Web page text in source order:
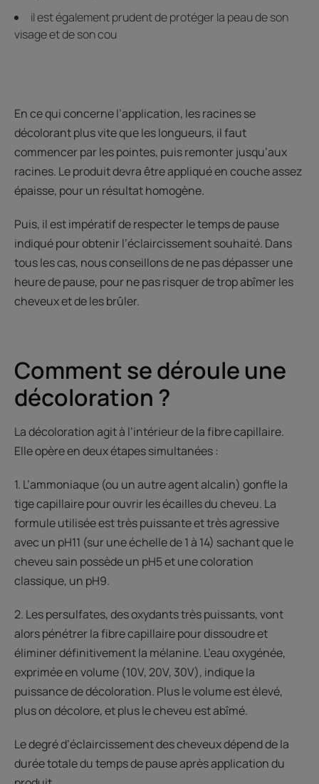
il est également prudent de protéger la peau de son
visage et de son cou
En ce qui concerne l’application, les racines se
décolorant plus vite que les longueurs, il faut
commencer par les pointes, puis remonter jusqu’aux
racines. Le produit devra être appliqué en couche assez
épaisse, pour un résultat homogène.
Puis, il est impératif de respecter le temps de pause
indiqué pour obtenir l’éclaircissement souhaité. Dans
tous les cas, nous conseillons de ne pas dépasser une
heure de pause, pour ne pas risquer de trop abîmer les
cheveux et de les brûler.
Comment se déroule une
décoloration ?
La décoloration agit à l’intérieur de la fibre capillaire.
Elle opère en deux étapes simultanées :
1. L’ammoniaque (ou un autre agent alcalin) gonfle la
tige capillaire pour ouvrir les écailles du cheveu. La
formule utilisée est très puissante et très agressive
avec un pH11 (sur une échelle de 1 à 14) sachant que le
cheveu sain possède un pH5 et une coloration
classique, un pH9.
2. Les persulfates, des oxydants très puissants, vont
alors pénétrer la fibre capillaire pour dissoudre et
éliminer définitivement la mélanine. L’eau oxygénée,
exprimée en volume (10V, 20V, 30V), indique la
puissance de décoloration. Plus le volume est élevé,
plus on décolore, et plus le cheveu est abîmé.
Le degré d’éclaircissement des cheveux dépend de la
durée totale du temps de pause après application du